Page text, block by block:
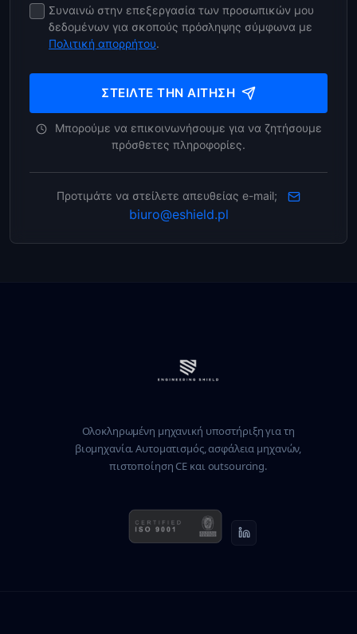
Συναινώ στην επεξεργασία των προσωπικών μου
δεδομένων για σκοπούς πρόσληψης σύμφωνα με
Πολιτική απορρήτου.
ΣΤΕΊΛΤΕ ΤΗΝ ΑΊΤΗΣΗ
Μπορούμε να επικοινωνήσουμε για να ζητήσουμε
πρόσθετες πληροφορίες.
Προτιμάτε να στείλετε απευθείας e-mail;
biuro@eshield.pl
Ολοκληρωμένη μηχανική υποστήριξη για τη
βιομηχανία. Αυτοματισμός, ασφάλεια μηχανών,
πιστοποίηση CE και outsourcing.